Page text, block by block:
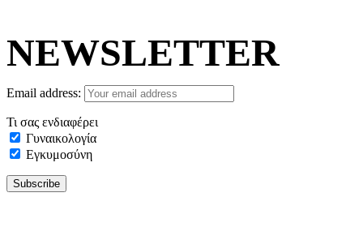
NEWSLETTER
Email address:
Τι σας ενδιαφέρει
Γυναικολογία
Εγκυμοσύνη